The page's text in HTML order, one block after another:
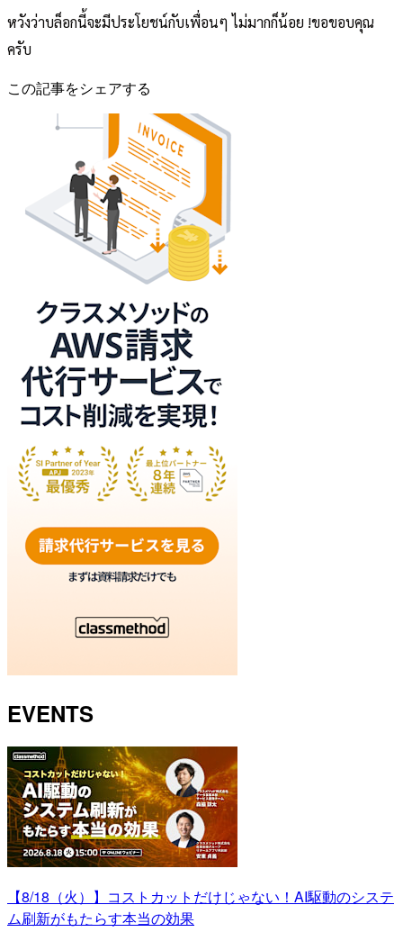
หวังว่าบล็อกนี้จะมีประโยชน์กับเพื่อนๆ ไม่มากก็น้อย !ขอขอบคุณ
ครับ
この記事をシェアする
EVENTS
【8/18（火）】コストカットだけじゃない！AI駆動のシステ
ム刷新がもたらす本当の効果